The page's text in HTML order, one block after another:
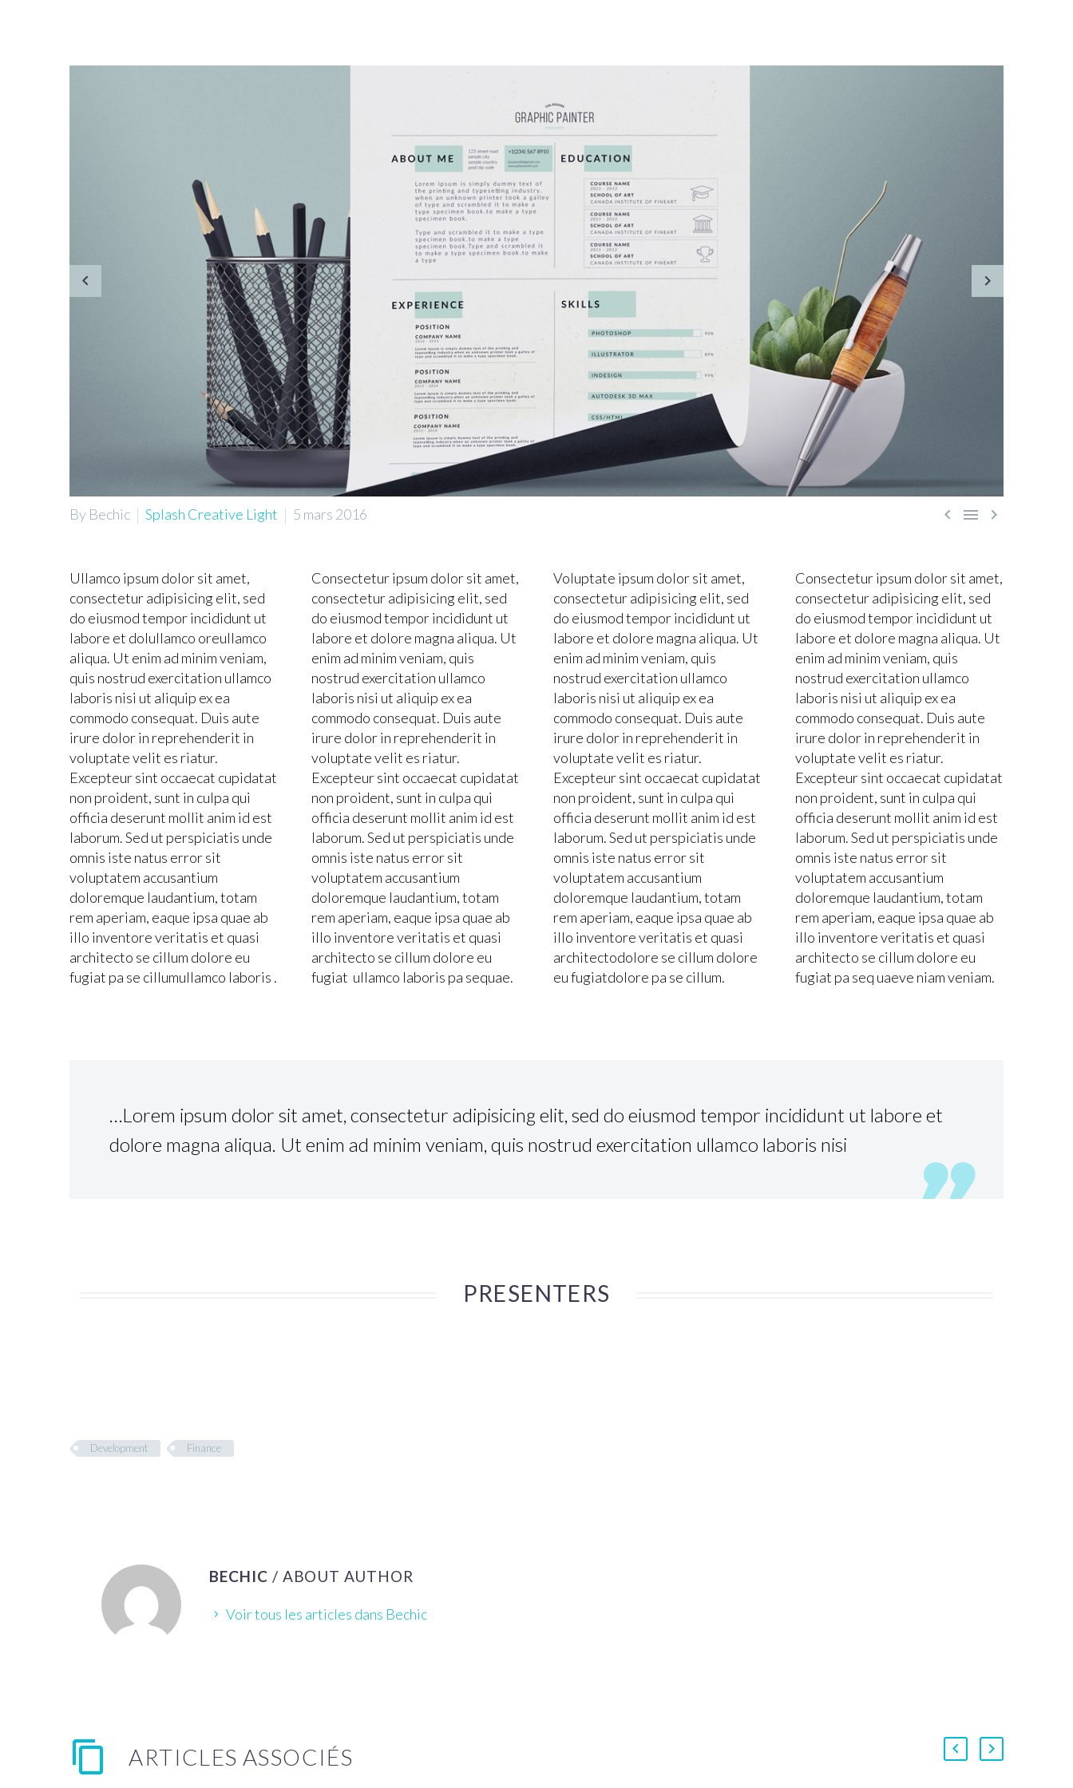
  
By Bechic Splash Creative Light 5 mars 2016
Ullamco ipsum dolor sit amet,
consectetur adipisicing elit, sed
do eiusmod tempor incididunt ut
labore et dolullamco oreullamco
aliqua. Ut enim ad minim veniam,
quis nostrud exercitation ullamco
laboris nisi ut aliquip ex ea
commodo consequat. Duis aute
irure dolor in reprehenderit in
voluptate velit es riatur.
Excepteur sint occaecat cupidatat
non proident, sunt in culpa qui
officia deserunt mollit anim id est
laborum. Sed ut perspiciatis unde
omnis iste natus error sit
voluptatem accusantium
doloremque laudantium, totam
rem aperiam, eaque ipsa quae ab
illo inventore veritatis et quasi
architecto se cillum dolore eu
fugiat pa se cillumullamco laboris .
Consectetur ipsum dolor sit amet,
consectetur adipisicing elit, sed
do eiusmod tempor incididunt ut
labore et dolore magna aliqua. Ut
enim ad minim veniam, quis
nostrud exercitation ullamco
laboris nisi ut aliquip ex ea
commodo consequat. Duis aute
irure dolor in reprehenderit in
voluptate velit es riatur.
Excepteur sint occaecat cupidatat
non proident, sunt in culpa qui
officia deserunt mollit anim id est
laborum. Sed ut perspiciatis unde
omnis iste natus error sit
voluptatem accusantium
doloremque laudantium, totam
rem aperiam, eaque ipsa quae ab
illo inventore veritatis et quasi
architecto se cillum dolore eu
fugiat ullamco laboris pa sequae.
Voluptate ipsum dolor sit amet,
consectetur adipisicing elit, sed
do eiusmod tempor incididunt ut
labore et dolore magna aliqua. Ut
enim ad minim veniam, quis
nostrud exercitation ullamco
laboris nisi ut aliquip ex ea
commodo consequat. Duis aute
irure dolor in reprehenderit in
voluptate velit es riatur.
Excepteur sint occaecat cupidatat
non proident, sunt in culpa qui
officia deserunt mollit anim id est
laborum. Sed ut perspiciatis unde
omnis iste natus error sit
voluptatem accusantium
doloremque laudantium, totam
rem aperiam, eaque ipsa quae ab
illo inventore veritatis et quasi
architectodolore se cillum dolore
eu fugiatdolore pa se cillum.
Consectetur ipsum dolor sit amet,
consectetur adipisicing elit, sed
do eiusmod tempor incididunt ut
labore et dolore magna aliqua. Ut
enim ad minim veniam, quis
nostrud exercitation ullamco
laboris nisi ut aliquip ex ea
commodo consequat. Duis aute
irure dolor in reprehenderit in
voluptate velit es riatur.
Excepteur sint occaecat cupidatat
non proident, sunt in culpa qui
officia deserunt mollit anim id est
laborum. Sed ut perspiciatis unde
omnis iste natus error sit
voluptatem accusantium
doloremque laudantium, totam
rem aperiam, eaque ipsa quae ab
illo inventore veritatis et quasi
architecto se cillum dolore eu
fugiat pa seq uaeve niam veniam.
…Lorem ipsum dolor sit amet, consectetur adipisicing elit, sed do eiusmod tempor incididunt ut labore et
dolore magna aliqua. Ut enim ad minim veniam, quis nostrud exercitation ullamco laboris nisi
PRESENTERS
Development Finance
BECHIC / ABOUT AUTHOR
Voir tous les articles dans Bechic
ARTICLES ASSOCIÉS